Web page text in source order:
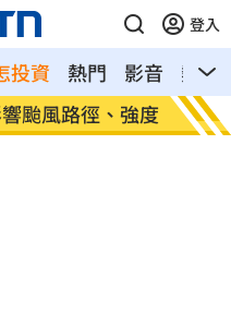
登入
投資 熱門 影音
熱搜
個！劍湖山柯南主題房